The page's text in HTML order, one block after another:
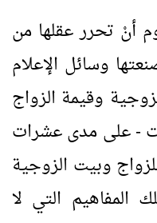
أنْ تحرر عقلها من
وسائل الإعلام
وقيمة الزواج
- على مدى عشرات
وبيت الزوجية
المفاهيم التي لا